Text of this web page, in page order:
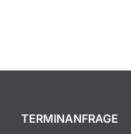
TERMINANFRAGE